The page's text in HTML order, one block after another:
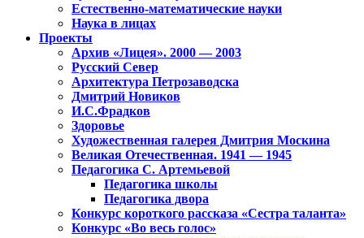
Естественно-математические науки
Наука в лицах
Проекты
Архив «Лицея». 2000 — 2003
Русский Север
Архитектура Петрозаводска
Дмитрий Новиков
И.С.Фрадков
Здоровье
Художественная галерея Дмитрия Москина
Великая Отечественная. 1941 — 1945
Педагогика С. Артемьевой
Педагогика школы
Педагогика двора
Конкурс короткого рассказа «Сестра таланта»
Конкурс «Во весь голос»